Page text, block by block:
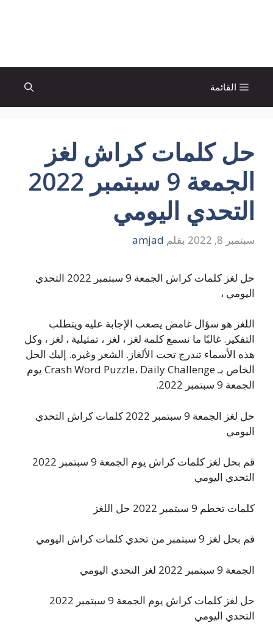
القائمة
حل كلمات كراش لغز
الجمعة 9 سبتمبر 2022
التحدي اليومي
سبتمبر 8, 2022 بقلم amjad
حل لغز كلمات كراش الجمعة 9 سبتمبر 2022 التحدي
اليومي ،
اللغز هو سؤال غامض يصعب الإجابة عليه ويتطلب
التفكير. غالبًا ما نسمع كلمة لغز ، لغز ، تمثيلية ، لغز ، وكل
هذه الأسماء تندرج تحت الألغاز. الشعر وغيره. إليك الحل
الخاص بـ Crash Word Puzzle، Daily Challenge يوم
الجمعة 9 سبتمبر 2022.
حل لغز الجمعة 9 سبتمبر 2022 كلمات كراش التحدي
اليومي
قم بحل لغز كلمات كراش يوم الجمعة 9 سبتمبر 2022
التحدي اليومي
كلمات تحطم 9 سبتمبر 2022 حل اللغز
قم بحل لغز 9 سبتمبر من تحدي كلمات كراش اليومي
الجمعة 9 سبتمبر 2022 لغز التحدي اليومي
حل لغز كلمات كراش يوم الجمعة 9 سبتمبر 2022
التحدي اليومي